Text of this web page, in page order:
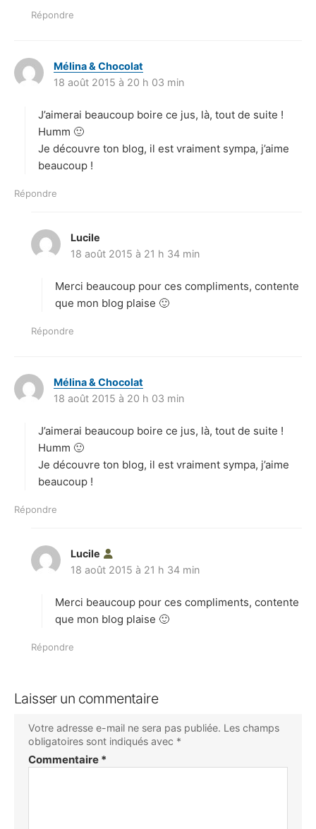
Répondre
Mélina & Chocolat
i
18 août 2015 à 20 h 03 min
J’aimerai beaucoup boire ce jus, là, tout de suite !
Humm 🙂
Je découvre ton blog, il est vraiment sympa, j’aime
beaucoup !
Répondre
Lucile
i
:
18 août 2015 à 21 h 34 min
Merci beaucoup pour ces compliments, contente
que mon blog plaise 🙂
Répondre
Mélina & Chocolat
i
18 août 2015 à 20 h 03 min
J’aimerai beaucoup boire ce jus, là, tout de suite !
Humm 🙂
Je découvre ton blog, il est vraiment sympa, j’aime
beaucoup !
Répondre
Lucile
i
:
18 août 2015 à 21 h 34 min
Merci beaucoup pour ces compliments, contente
que mon blog plaise 🙂
Répondre
Laisser un commentaire
Votre adresse e-mail ne sera pas publiée. Les champs
obligatoires sont indiqués avec *
Commentaire *